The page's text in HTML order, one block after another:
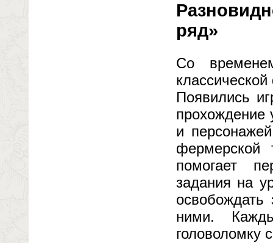
ряд»
Со
Появились
прохождение
и
фермерской
помогает
задания на
освобождать
ними.
головоломку